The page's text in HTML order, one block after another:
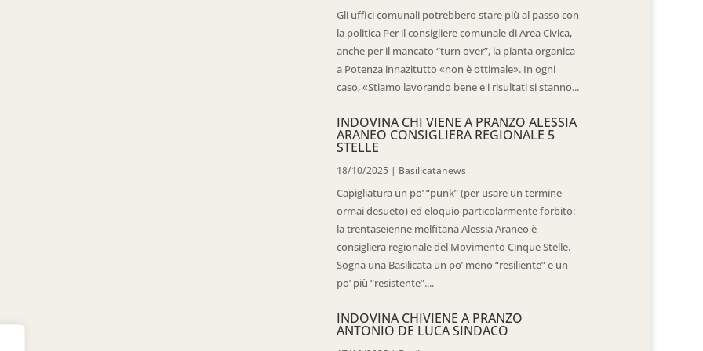
Gli uffici comunali potrebbero stare più al passo con
la politica Per il consigliere comunale di Area Civica,
anche per il mancato “turn over”, la pianta organica
a Potenza innazitutto «non è ottimale». In ogni
caso, «Stiamo lavorando bene e i risultati si stanno...
INDOVINA CHI VIENE A PRANZO ALESSIA
ARANEO CONSIGLIERA REGIONALE 5
STELLE
18/10/2025 | Basilicatanews
Capigliatura un po’ “punk” (per usare un termine
ormai desueto) ed eloquio particolarmente forbito:
la trentaseienne melfitana Alessia Araneo è
consigliera regionale del Movimento Cinque Stelle.
Sogna una Basilicata un po’ meno “resiliente” e un
po’ più “resistente”....
INDOVINA CHIVIENE A PRANZO
ANTONIO DE LUCA SINDACO